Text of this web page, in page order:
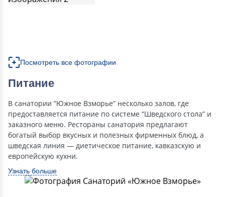
Посмотреть все фотографии
Питание
В санатории “Южное Взморье” несколько залов, где
предоставляется питание по системе “Шведского стола” и
заказного меню. Рестораны санатория предлагают
богатый выбор вкусных и полезных фирменных блюд, а
шведская линия — диетическое питание, кавказскую и
европейскую кухни.
Узнать больше